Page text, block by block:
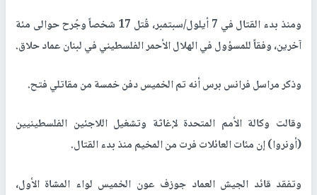
ومنذ بدء القتال في 7 أيلول/سبتمبر، قُتل 17 شخصاً وجُرح حوالى مئة
آخرين، وفقاً للمسؤول في الهلال الأحمر الفلسطيني في لبنان عماد حلاق.
وذكر مراسل فرانس برس أنه تم الخميس دفن خمسة من مقاتلي فتح.
وقالت وكالة الأمم المتحدة لإغاثة وتشغيل اللاجئين الفلسطينيين
(أونروا) إن مئات العائلات فرت من المخيم منذ بدء القتال.
وتفقد قائد الجيش العماد جوزف عون الخميس لواء المشاة الأول،